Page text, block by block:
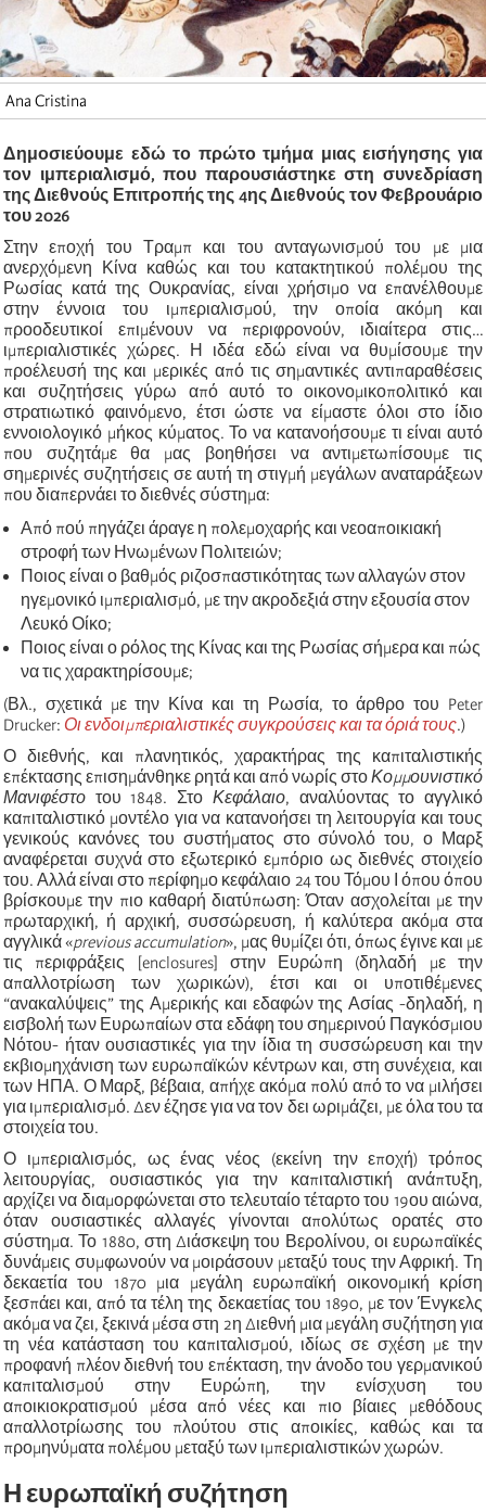
Ana Cristina
Δημοσιεύουμε εδώ το πρώτο τμήμα μιας εισήγησης για
τον ιμπεριαλισμό, που παρουσιάστηκε στη συνεδρίαση
της Διεθνούς Επιτροπής της 4ης Διεθνούς τον Φεβρουάριο
του 2026
Στην εποχή του Τραμπ και του ανταγωνισμού του με μια
ανερχόμενη Κίνα καθώς και του κατακτητικού πολέμου της
Ρωσίας κατά της Ουκρανίας, είναι χρήσιμο να επανέλθουμε
στην έννοια του ιμπεριαλισμού, την οποία ακόμη και
προοδευτικοί επιμένουν να περιφρονούν, ιδιαίτερα στις…
ιμπεριαλιστικές χώρες. Η ιδέα εδώ είναι να θυμίσουμε την
προέλευσή της και μερικές από τις σημαντικές αντιπαραθέσεις
και συζητήσεις γύρω από αυτό το οικονομικοπολιτικό και
στρατιωτικό φαινόμενο, έτσι ώστε να είμαστε όλοι στο ίδιο
εννοιολογικό μήκος κύματος. Το να κατανοήσουμε τι είναι αυτό
που συζητάμε θα μας βοηθήσει να αντιμετωπίσουμε τις
σημερινές συζητήσεις σε αυτή τη στιγμή μεγάλων αναταράξεων
που διαπερνάει το διεθνές σύστημα:
Από πού πηγάζει άραγε η πολεμοχαρής και νεοαποικιακή
στροφή των Ηνωμένων Πολιτειών;
Ποιος είναι ο βαθμός ριζοσπαστικότητας των αλλαγών στον
ηγεμονικό ιμπεριαλισμό, με την ακροδεξιά στην εξουσία στον
Λευκό Οίκο;
Ποιος είναι ο ρόλος της Κίνας και της Ρωσίας σήμερα και πώς
να τις χαρακτηρίσουμε;
(Βλ., σχετικά με την Κίνα και τη Ρωσία, το άρθρο του Peter
Drucker: Οι ενδοιμπεριαλιστικές συγκρούσεις και τα όριά τους.)
Ο διεθνής, και πλανητικός, χαρακτήρας της καπιταλιστικής
επέκτασης επισημάνθηκε ρητά και από νωρίς στοΚομμουνιστικό
Μανιφέστο του 1848. Στο Κεφάλαιο, αναλύοντας το αγγλικό
καπιταλιστικό μοντέλο για να κατανοήσει τη λειτουργία και τους
γενικούς κανόνες του συστήματος στο σύνολό του, ο Μαρξ
αναφέρεται συχνά στο εξωτερικό εμπόριο ως διεθνές στοιχείο
του. Αλλά είναι στο περίφημο κεφάλαιο 24 του Τόμου Ι όπου όπου
βρίσκουμε την πιο καθαρή διατύπωση: Όταν ασχολείται με την
πρωταρχική, ή αρχική, συσσώρευση, ή καλύτερα ακόμα στα
αγγλικά «previous accumulation», μας θυμίζει ότι, όπως έγινε και με
τις περιφράξεις [enclosures] στην Ευρώπη (δηλαδή με την
απαλλοτρίωση των χωρικών), έτσι και οι υποτιθέμενες
“ανακαλύψεις” της Αμερικής και εδαφών της Ασίας -δηλαδή, η
εισβολή των Ευρωπαίων στα εδάφη του σημερινού Παγκόσμιου
Νότου- ήταν ουσιαστικές για την ίδια τη συσσώρευση και την
εκβιομηχάνιση των ευρωπαϊκών κέντρων και, στη συνέχεια, και
των ΗΠΑ. Ο Μαρξ, βέβαια, απήχε ακόμα πολύ από το να μιλήσει
για ιμπεριαλισμό. Δεν έζησε για να τον δει ωριμάζει, με όλα του τα
στοιχεία του.
Ο ιμπεριαλισμός, ως ένας νέος (εκείνη την εποχή) τρόπος
λειτουργίας, ουσιαστικός για την καπιταλιστική ανάπτυξη,
αρχίζει να διαμορφώνεται στο τελευταίο τέταρτο του 19ου αιώνα,
όταν ουσιαστικές αλλαγές γίνονται απολύτως ορατές στο
σύστημα. Το 1880, στη Διάσκεψη του Βερολίνου, οι ευρωπαϊκές
δυνάμεις συμφωνούν να μοιράσουν μεταξύ τους την Αφρική. Τη
δεκαετία του 1870 μια μεγάλη ευρωπαϊκή οικονομική κρίση
ξεσπάει και, από τα τέλη της δεκαετίας του 1890, με τον Ένγκελς
ακόμα να ζει, ξεκινά μέσα στη 2η Διεθνή μια μεγάλη συζήτηση για
τη νέα κατάσταση του καπιταλισμού, ιδίως σε σχέση με την
προφανή πλέον διεθνή του επέκταση, την άνοδο του γερμανικού
καπιταλισμού στην Ευρώπη, την ενίσχυση του
αποικιοκρατισμού μέσα από νέες και πιο βίαιες μεθόδους
απαλλοτρίωσης του πλούτου στις αποικίες, καθώς και τα
προμηνύματα πολέμου μεταξύ των ιμπεριαλιστικών χωρών.
Η ευρωπαϊκή συζήτηση